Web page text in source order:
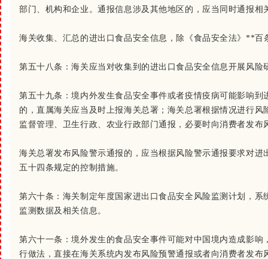
部门、机构和企业。通报信息涉及其他地区的，应当同时通报相
海关收集、汇总的进出口食品安全信息，除《食品安全法》**
第五十八条：海关应当对收集到的进出口食品安全信息开展风
第五十九条：境内外发生食品安全事件或者疫情疫病可能影响
的，直属海关应当及时上报海关总署；海关总署根据情况进行
监督管理、卫生行政、农业行政部门通报，必要时向消费者发布
海关总署发布风险警示通报的，应当根据风险警示通报要求对
五十四条规定的控制措施。
第六十条： 海关制定年度国家进出口食品安全风险监测计划，
监测数据及相关信息。
第六十一条：境外发生的食品安全事件可能对中国境内造成影
行做法，直接在海关系统内发布风险预警通报或者向消费者发